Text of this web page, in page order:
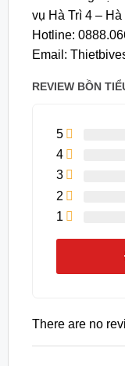
vụ Hà Trì 4 –
Hotline:
Email:
REVIEW BỒN
5
4
3
2
1
There are no